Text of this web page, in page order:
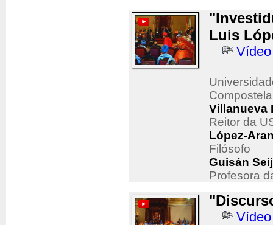
Luis
Vídeo
Compostela
Villanueva
Reitor da
López-
Filósofo
Guisán
Profesora
Vídeo